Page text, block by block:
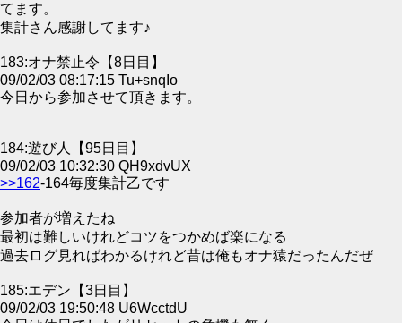
てます。
集計さん感謝してます♪
183:オナ禁止令【8日目】
09/02/03 08:17:15 Tu+snqIo
今日から参加させて頂きます。
184:遊び人【95日目】
09/02/03 10:32:30 QH9xdvUX
>>162-164毎度集計乙です
参加者が増えたね
最初は難しいけれどコツをつかめば楽になる
過去ログ見ればわかるけれど昔は俺もオナ猿だったんだぜ
185:エデン【3日目】
09/02/03 19:50:48 U6WcctdU